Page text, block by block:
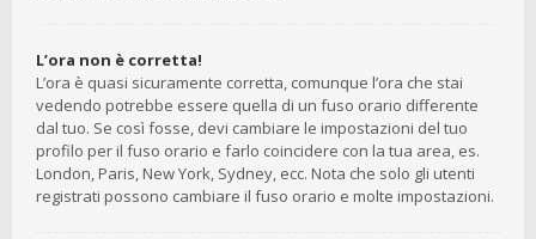
L’ora non è corretta!
L’ora è quasi sicuramente corretta, comunque l’ora che stai
vedendo potrebbe essere quella di un fuso orario differente
dal tuo. Se così fosse, devi cambiare le impostazioni del tuo
profilo per il fuso orario e farlo coincidere con la tua area, es.
London, Paris, New York, Sydney, ecc. Nota che solo gli utenti
registrati possono cambiare il fuso orario e molte impostazioni.